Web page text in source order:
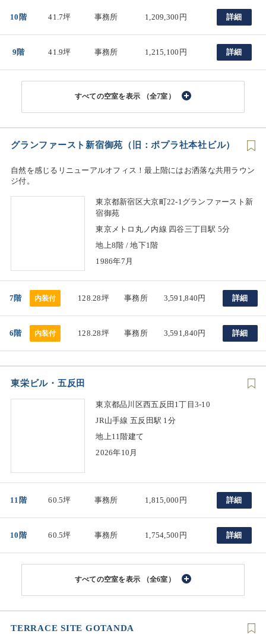
10階 41.7坪 事務所 1,209,300円 詳細
9階 41.9坪 事務所 1,215,100円 詳細
（全7室）
グランファースト新宿御苑（旧：ポプラ社本社ビル）
自然を感じるリニューアルオフィス！最上階にはお洒落な共用ラウン
ジ付。
東京都新宿区大京町22-1グランファースト新
宿御苑
東京メトロ丸ノ内線 四谷三丁目駅 5分
地上8階 / 地下1階
1986年7月
7階 内装付 128.28坪 事務所 3,591,840円 詳細
6階 内装付 128.28坪 事務所 3,591,840円 詳細
東栄ビル・五反田
東京都品川区西五反田1丁目3-10
JR山手線 五反田駅 1分
地上11階建て
2026年10月
11階 60.5坪 事務所 1,815,000円 詳細
10階 60.5坪 事務所 1,754,500円 詳細
（全6室）
TERRACE SITE GOTANDA